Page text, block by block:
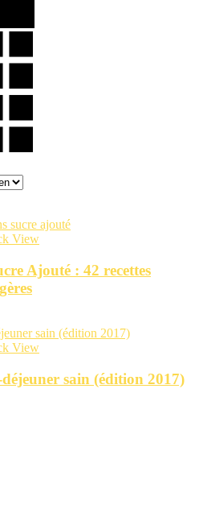
View
Ajouté : 42 recettes
View
sain (édition 2017)